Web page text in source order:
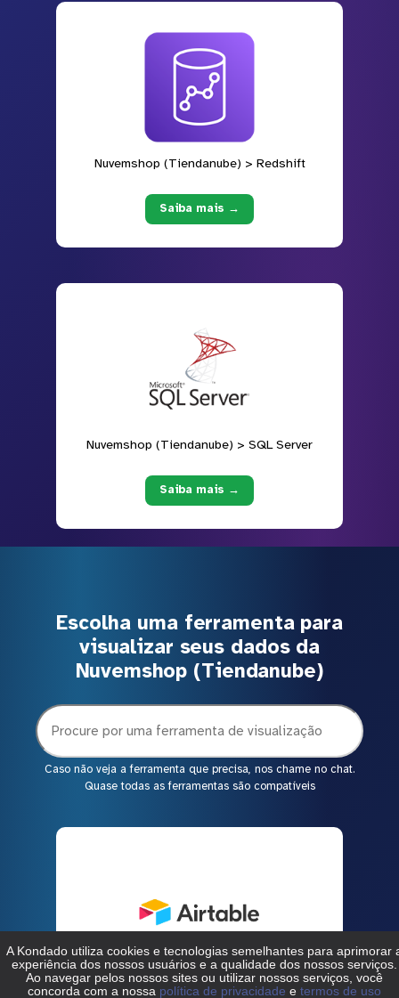
Nuvemshop (Tiendanube) > Redshift
Saiba mais →
Nuvemshop (Tiendanube) > SQL Server
Saiba mais →
Escolha uma ferramenta para
visualizar seus dados da
Nuvemshop (Tiendanube)
Caso não veja a ferramenta que precisa, nos chame no chat.
Quase todas as ferramentas são compatíveis
Nuvemshop (Tiendanube) > Airtable